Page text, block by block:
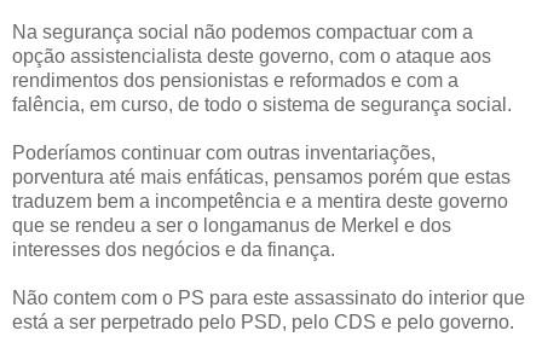
Na segurança social não podemos compactuar com a
opção assistencialista deste governo, com o ataque aos
rendimentos dos pensionistas e reformados e com a
falência, em curso, de todo o sistema de segurança social.
Poderíamos continuar com outras inventariações,
porventura até mais enfáticas, pensamos porém que estas
traduzem bem a incompetência e a mentira deste governo
que se rendeu a ser o longamanus de Merkel e dos
interesses dos negócios e da finança.
Não contem com o PS para este assassinato do interior que
está a ser perpetrado pelo PSD, pelo CDS e pelo governo.